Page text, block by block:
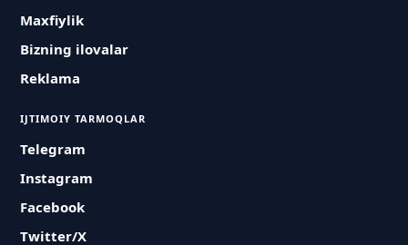
Maxfiylik
Bizning ilovalar
Reklama
IJTIMOIY TARMOQLAR
Telegram
Instagram
Facebook
Twitter/X